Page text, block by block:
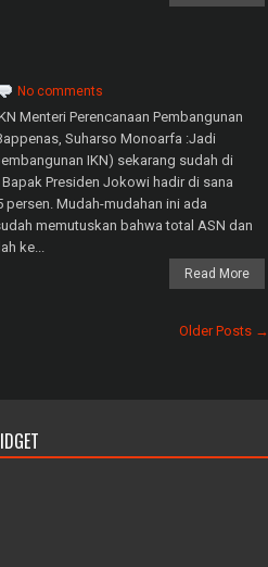
No comments
Menteri Perencanaan Pembangunan
Suharso Monoarfa :Jadi
IKN) sekarang sudah di
Presiden Jokowi hadir di sana
persen. Mudah-mudahan ini ada
memutuskan bahwa total ASN dan
ke...
Read More
Older Posts →